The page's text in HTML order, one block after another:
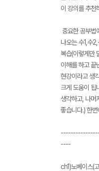
이 강의를 추천
중요한 공부법
나오는 수1,수
복습(이렇게만
이해를 하고 끝
현강이라고 생
크게 도움이 됩
생각하고, 나머
좋습니다.) 한
----
ch1)노베이스(